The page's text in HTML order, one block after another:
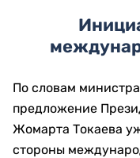
По словам
предложение
Жомарта Токаева
стороны